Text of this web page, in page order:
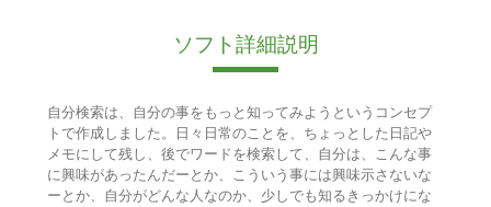
ソフト詳細説明
自分検索は、自分の事をもっと知ってみようというコンセプ
トで作成しました。日々日常のことを、ちょっとした日記や
メモにして残し、後でワードを検索して、自分は、こんな事
に興味があったんだーとか、こういう事には興味示さないな
ーとか、自分がどんな人なのか、少しでも知るきっかけにな